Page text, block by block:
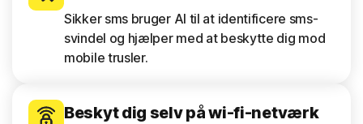
Sikker sms bruger AI til at identificere sms-
svindel og hjælper med at beskytte dig mod
mobile trusler.
Beskyt dig selv på wi-fi-netværk